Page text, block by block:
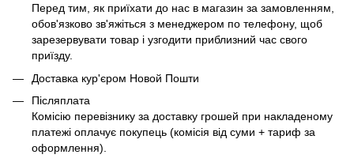
Перед тим, як приїхати до нас в магазин за замовленням,
обов'язково зв'яжіться з менеджером по телефону, щоб
зарезервувати товар і узгодити приблизний час свого
приїзду.
Доставка кур'єром Новой Пошти
Післяплата
Комісію перевізнику за доставку грошей при накладеному
платежі оплачує покупець (комісія від суми + тариф за
оформлення).